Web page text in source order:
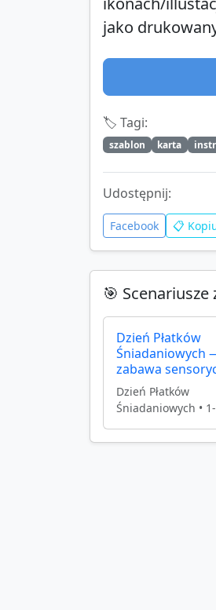
jako
🏷️ Tagi:
szablon karta
Udostępnij:
Facebook 📋
🎯
Dzień Płatków
Śniadaniowych
zabawa
Dzień Płatków
Śniadaniowych •